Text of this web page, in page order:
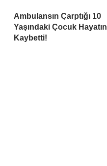
Ambulansın Çarptığı 10
Yaşındaki Çocuk
Kaybetti!